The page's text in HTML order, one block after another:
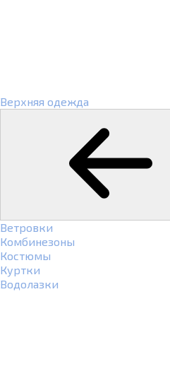
Верхняя одежда
Ветровки
Комбинезоны
Костюмы
Куртки
Водолазки